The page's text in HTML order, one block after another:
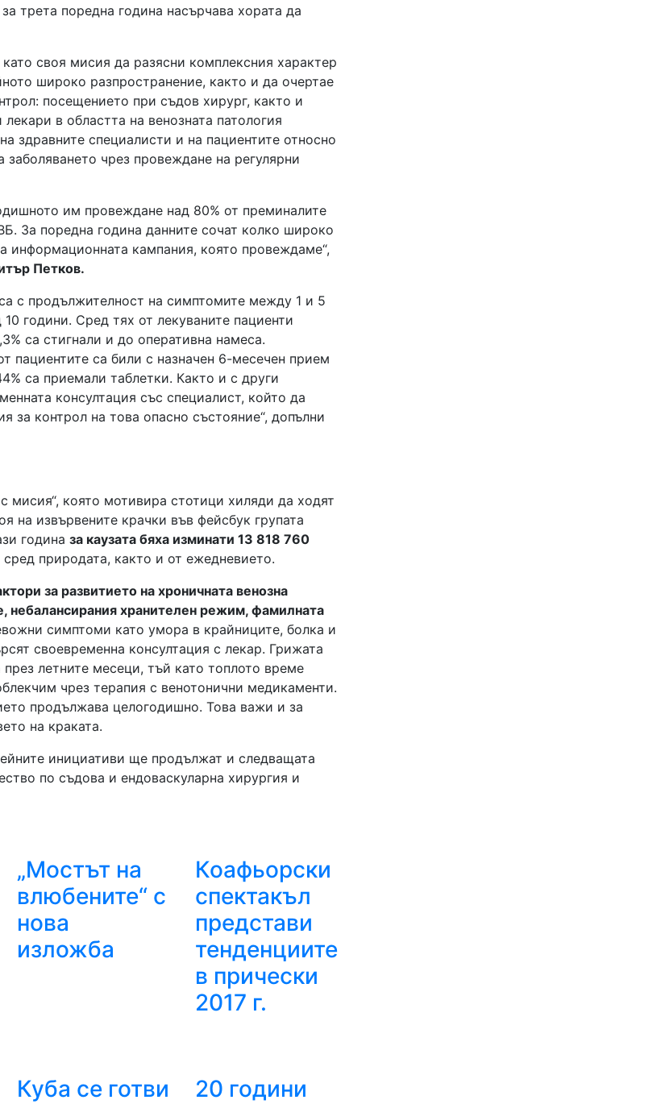
трета поредна година насърчава хората да
своя мисия да разясни комплексния характер
широко разпространение, както и да очертае
посещението при съдов хирург, както и
в областта на венозната патология
здравните специалисти и на пациентите относно
чрез провеждане на регулярни
им провеждане над 80% от преминалите
За поредна година данните сочат колко широко
информационната кампания, която провеждаме“,
Петков.
с продължителност на симптомите между 1 и 5
години. Сред тях от лекуваните пациенти
са стигнали и до оперативна намеса.
пациентите са били с назначен 6-месечен прием
са приемали таблетки. Както и с други
консултация със специалист, който да
за контрол на това опасно състояние“, допълни
която мотивира стотици хиляди да ходят
на извървените крачки във фейсбук групата
година за каузата бяха изминати 13 818 760
природата, както и от ежедневието.
за развитието на хроничната венозна
небалансирания хранителен режим, фамилната
симптоми като умора в крайниците, болка и
своевременна консултация с лекар. Грижата
летните месеци, тъй като топлото време
чрез терапия с венотонични медикаменти.
продължава целогодишно. Това важи и за
на краката.
инициативи ще продължат и следващата
по съдова и ендоваскуларна хирургия и
„Мостът на
влюбените“ с
нова
изложба
Коафьорски
спектакъл
представи
тенденциите
в прически
2017 г.
Куба се готви
20 години